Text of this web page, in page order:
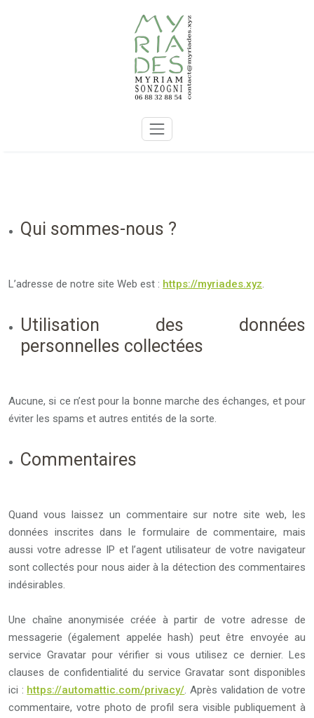
Qui sommes-nous ?
L’adresse de notre site Web est : https://myriades.xyz.
Utilisation des données
personnelles collectées
Aucune, si ce n’est pour la bonne marche des échanges, et pour
éviter les spams et autres entités de la sorte.
Commentaires
Quand vous laissez un commentaire sur notre site web, les
données inscrites dans le formulaire de commentaire, mais
aussi votre adresse IP et l’agent utilisateur de votre navigateur
sont collectés pour nous aider à la détection des commentaires
indésirables.
Une chaîne anonymisée créée à partir de votre adresse de
messagerie (également appelée hash) peut être envoyée au
service Gravatar pour vérifier si vous utilisez ce dernier. Les
clauses de confidentialité du service Gravatar sont disponibles
ici : https://automattic.com/privacy/. Après validation de votre
commentaire, votre photo de profil sera visible publiquement à